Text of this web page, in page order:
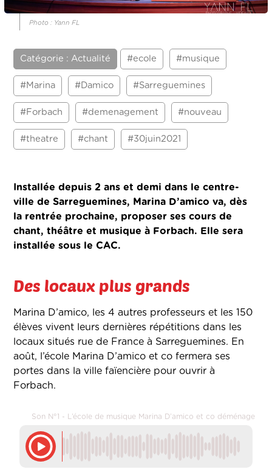
Photo : Yann FL
Catégorie : Actualité #ecole #musique
#Marina #Damico #Sarreguemines
#Forbach #demenagement #nouveau
#theatre #chant #30juin2021
Installée depuis 2 ans et demi dans le centre-
ville de Sarreguemines, Marina D’amico va, dès
la rentrée prochaine, proposer ses cours de
chant, théâtre et musique à Forbach. Elle sera
installée sous le CAC.
Des locaux plus grands
Marina D’amico, les 4 autres professeurs et les 150
élèves vivent leurs dernières répétitions dans les
locaux situés rue de France à Sarreguemines. En
août, l’école Marina D’amico et co fermera ses
portes dans la ville faïencière pour ouvrir à
Forbach.
Son N°1 - L’école de musique Marina D’amico et co déménage